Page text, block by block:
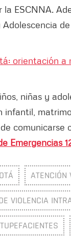
ESCNNA.
orientación
niñas y
infantil,
comunicarse
Emergencias
ATENCIÓN
VIOLENCIA